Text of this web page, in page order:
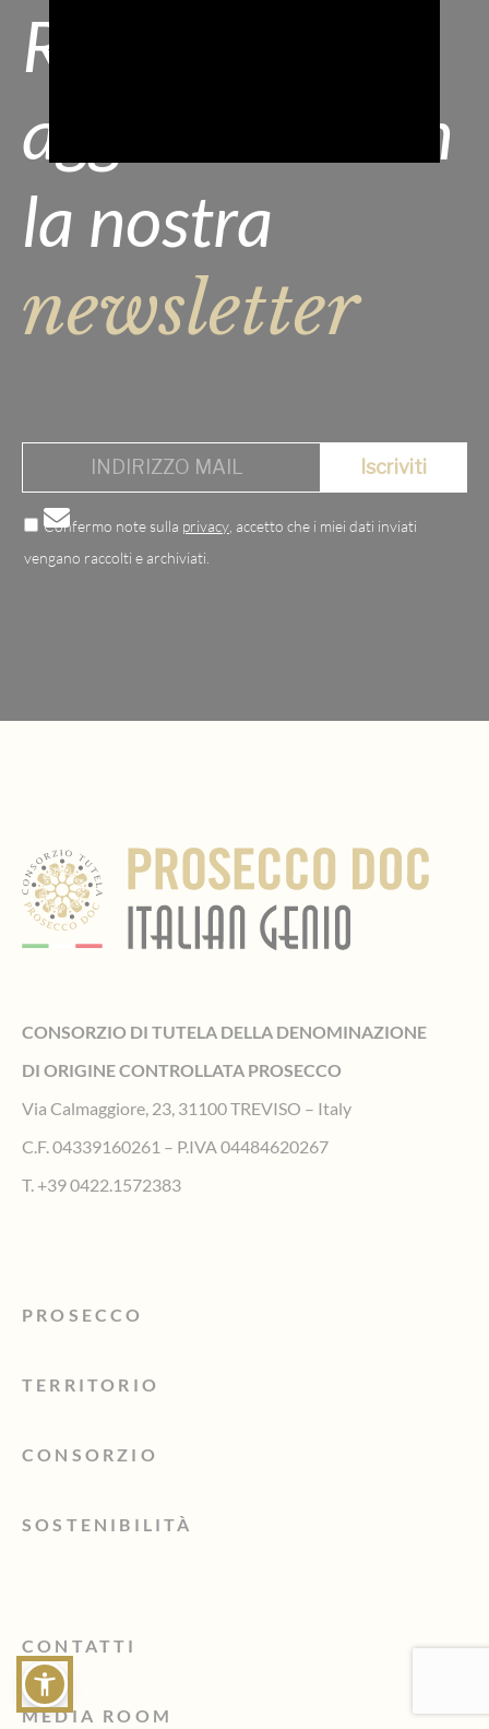
Resta
aggiornato con
la nostra
newsletter
Confermo note sulla privacy , accetto che i miei dati inviati
vengano raccolti e archiviati.
CONSORZIO DI TUTELA DELLA DENOMINAZIONE
DI ORIGINE CONTROLLATA PROSECCO
Via Calmaggiore, 23, 31100 TREVISO – Italy
C.F. 04339160261 – P.IVA 04484620267
T. +39 0422.1572383
PROSECCO
TERRITORIO
CONSORZIO
SOSTENIBILITÀ
CONTATTI
MEDIA ROOM